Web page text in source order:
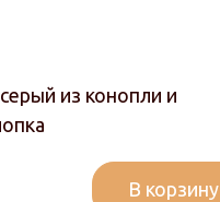
из конопли и
В корзину